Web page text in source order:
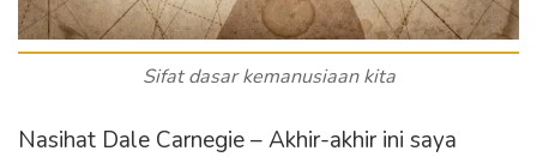
Sifat dasar kemanusiaan kita
Nasihat Dale Carnegie – Akhir-akhir ini saya